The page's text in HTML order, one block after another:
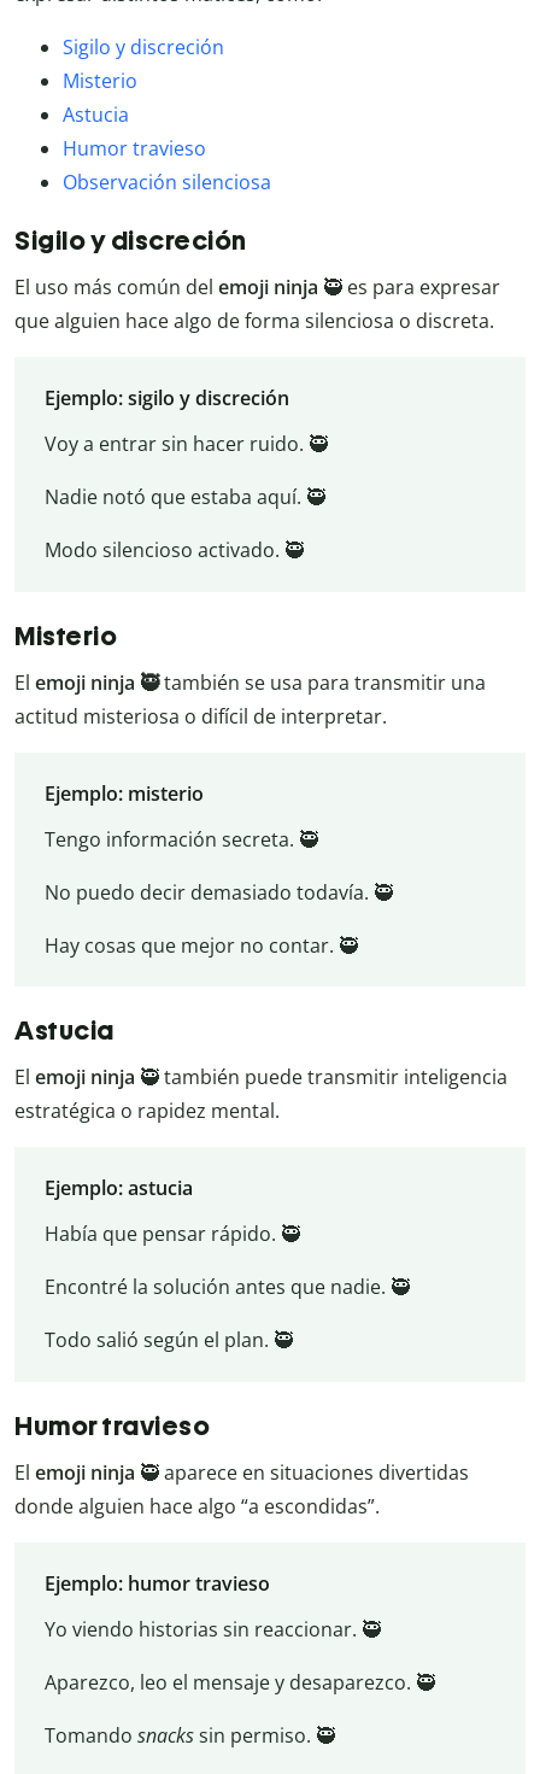
Sigilo y discreción
Misterio
Astucia
Humor travieso
Observación silenciosa
Sigilo y discreción
El uso más común del emoji ninja 🥷 es para expresar
que alguien hace algo de forma silenciosa o discreta.
Ejemplo: sigilo y discreción
Voy a entrar sin hacer ruido. 🥷
Nadie notó que estaba aquí. 🥷
Modo silencioso activado. 🥷
Misterio
El emoji ninja 🥷también se usa para transmitir una
actitud misteriosa o difícil de interpretar.
Ejemplo: misterio
Tengo información secreta. 🥷
No puedo decir demasiado todavía. 🥷
Hay cosas que mejor no contar. 🥷
Astucia
El emoji ninja 🥷 también puede transmitir inteligencia
estratégica o rapidez mental.
Ejemplo: astucia
Había que pensar rápido. 🥷
Encontré la solución antes que nadie. 🥷
Todo salió según el plan. 🥷
Humor travieso
El emoji ninja 🥷 aparece en situaciones divertidas
donde alguien hace algo “a escondidas”.
Ejemplo: humor travieso
Yo viendo historias sin reaccionar. 🥷
Aparezco, leo el mensaje y desaparezco. 🥷
Tomando snackssin permiso. 🥷